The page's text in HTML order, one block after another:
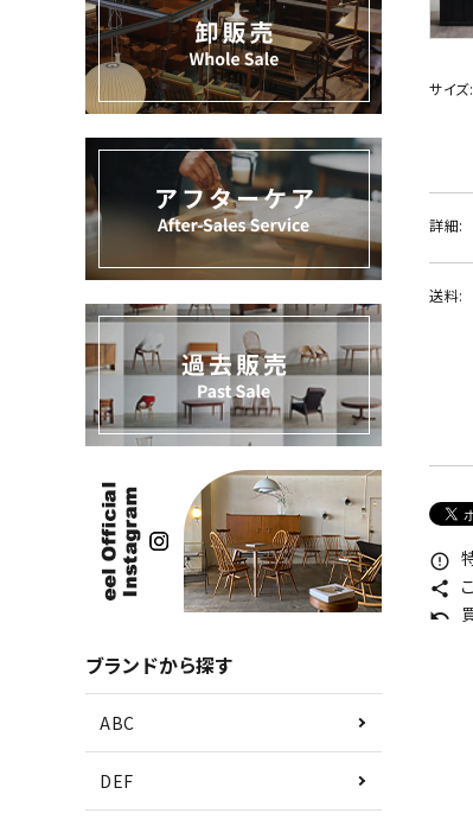
エキシビジョン・展示会
ACCOUNT MENU
ようこそ ゲスト 様
ログイン person 新規会員登録
サイズ:
詳細:
送料:
error_outline
share
undo
ブランドから探す
ABC
DEF